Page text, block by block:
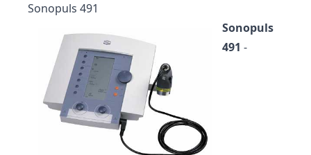
Sonopuls 491
Sonopuls
491 -